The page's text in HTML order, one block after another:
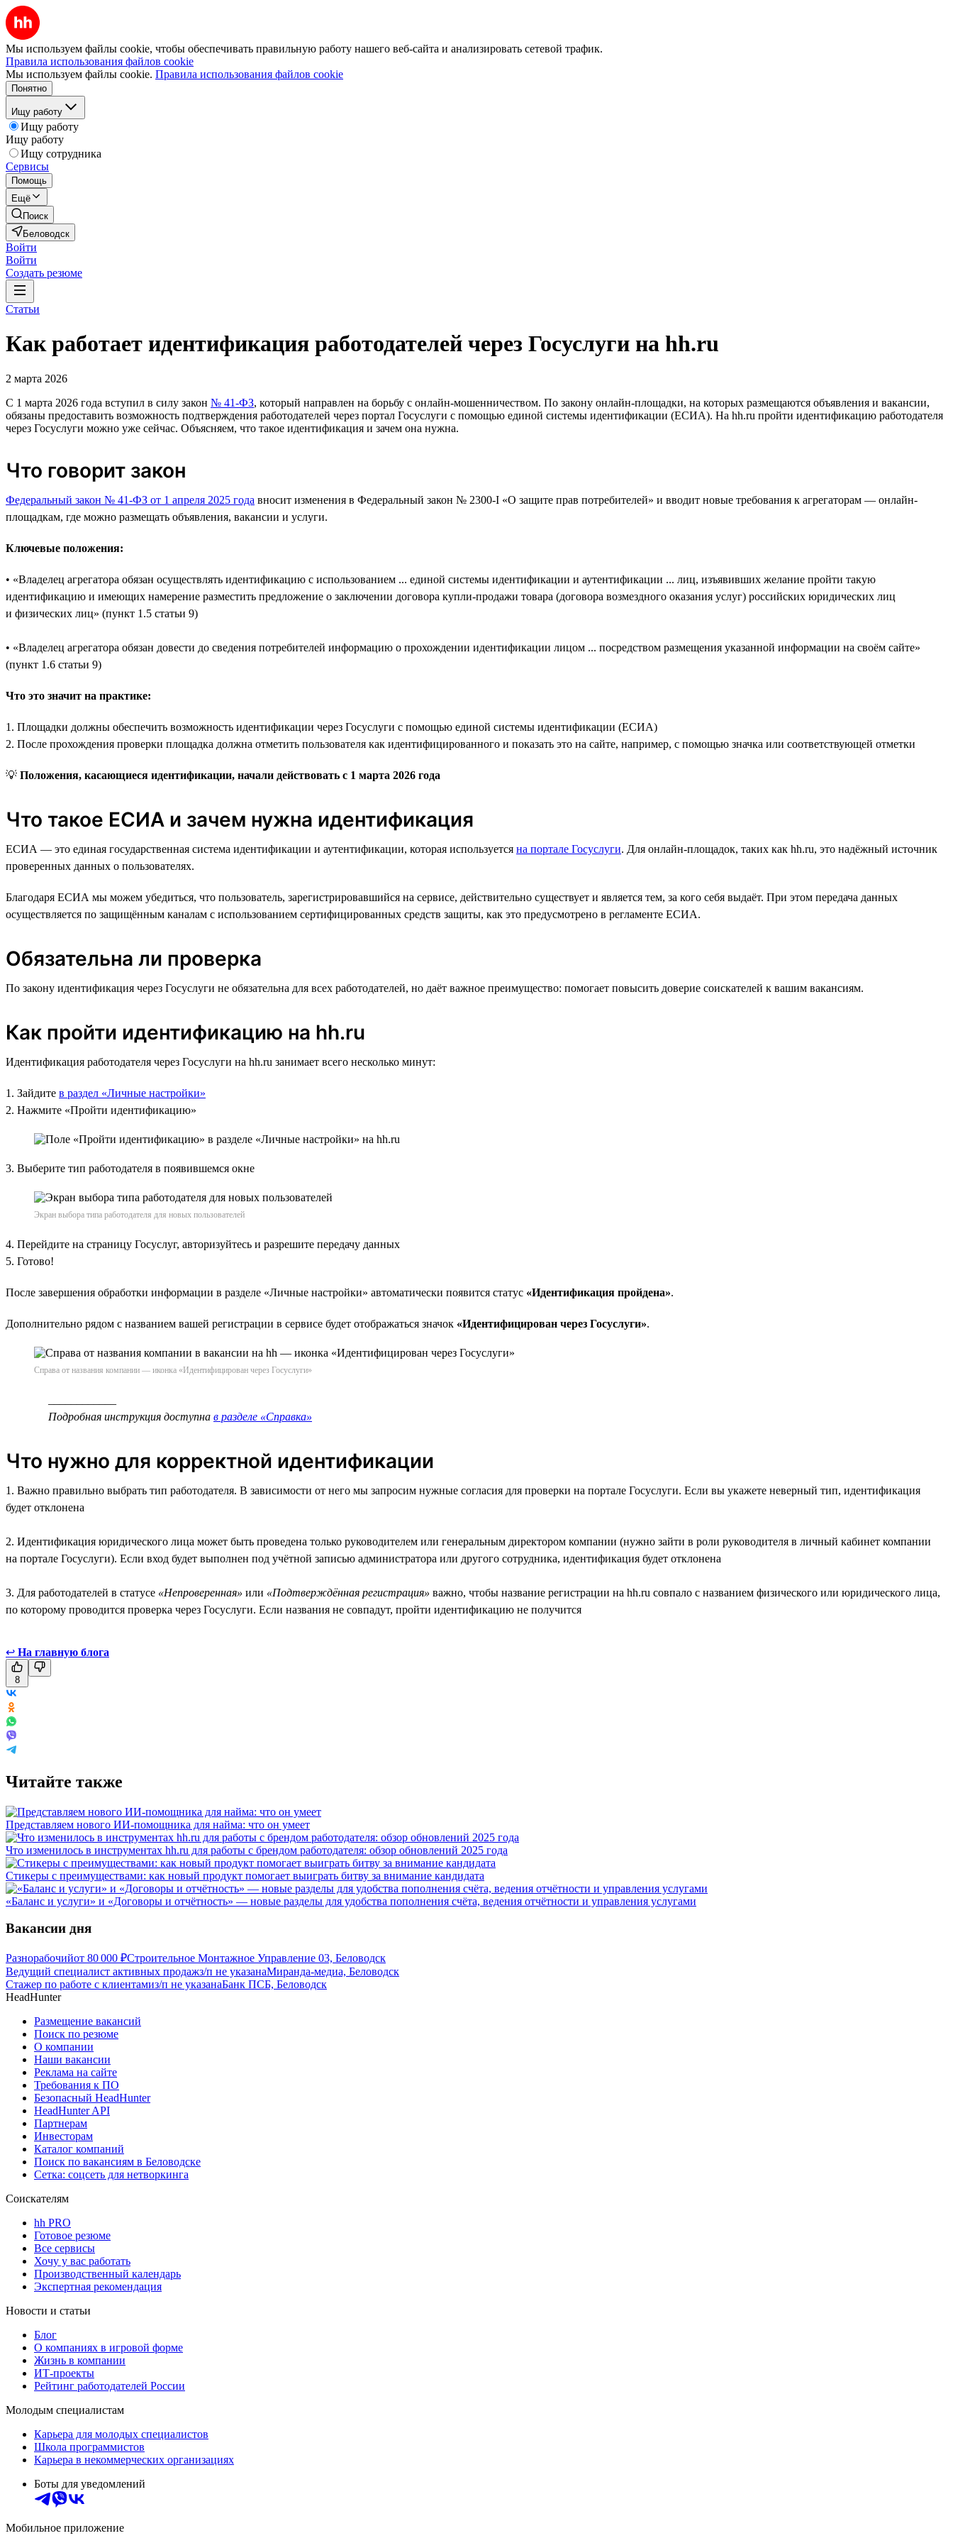
Мы используем файлы cookie, чтобы обеспечивать правильную работу нашего веб-сайта и анализировать сетевой трафик.
Правила использования файлов cookie
Мы используем файлы cookie. Правила использования файлов cookie
Понятно
Ищу работу
Ищу работу
Ищу работу
Ищу сотрудника
Сервисы
Помощь
Ещё
Поиск
Беловодск
Войти
Войти
Создать резюме
Статьи
Как работает идентификация работодателей через Госуслуги на hh.ru
2 марта 2026
С 1 марта 2026 года вступил в силу закон № 41-ФЗ, который направлен на борьбу с онлайн-мошенничеством. По закону онлайн-площадки, на которых размещаются объявления и вакансии,
обязаны предоставить возможность подтверждения работодателей через портал Госуслуги с помощью единой системы идентификации (ЕСИА). На hh.ru пройти идентификацию работодателя
через Госуслуги можно уже сейчас. Объясняем, что такое идентификация и зачем она нужна.
Что говорит закон
Федеральный закон № 41-ФЗ от 1 апреля 2025 года вносит изменения в Федеральный закон № 2300-I «О защите прав потребителей» и вводит новые требования к агрегаторам — онлайн-
площадкам, где можно размещать объявления, вакансии и услуги.
Ключевые положения:
• «Владелец агрегатора обязан осуществлять идентификацию с использованием ... единой системы идентификации и аутентификации ... лиц, изъявивших желание пройти такую
идентификацию и имеющих намерение разместить предложение о заключении договора купли‑продажи товара (договора возмездного оказания услуг) российских юридических лиц
и физических лиц» (пункт 1.5 статьи 9)
• «Владелец агрегатора обязан довести до сведения потребителей информацию о прохождении идентификации лицом ... посредством размещения указанной информации на своём сайте»
(пункт 1.6 статьи 9)
Что это значит на практике:
1. Площадки должны обеспечить возможность идентификации через Госуслуги с помощью единой системы идентификации (ЕСИА)
2. После прохождения проверки площадка должна отметить пользователя как идентифицированного и показать это на сайте, например, с помощью значка или соответствующей отметки
💡 Положения, касающиеся идентификации, начали действовать с 1 марта 2026 года
Что такое ЕСИА и зачем нужна идентификация
ЕСИА — это единая государственная система идентификации и аутентификации, которая используется на портале Госуслуги. Для онлайн-площадок, таких как hh.ru, это надёжный источник
проверенных данных о пользователях.
Благодаря ЕСИА мы можем убедиться, что пользователь, зарегистрировавшийся на сервисе, действительно существует и является тем, за кого себя выдаёт. При этом передача данных
осуществляется по защищённым каналам с использованием сертифицированных средств защиты, как это предусмотрено в регламенте ЕСИА.
Обязательна ли проверка
По закону идентификация через Госуслуги не обязательна для всех работодателей, но даёт важное преимущество: помогает повысить доверие соискателей к вашим вакансиям.
Как пройти идентификацию на hh.ru
Идентификация работодателя через Госуслуги на hh.ru занимает всего несколько минут:
1. Зайдите в раздел «Личные настройки»
2. Нажмите «Пройти идентификацию»
3. Выберите тип работодателя в появившемся окне
Экран выбора типа работодателя для новых пользователей
4. Перейдите на страницу Госуслуг, авторизуйтесь и разрешите передачу данных
5. Готово!
После завершения обработки информации в разделе «Личные настройки» автоматически появится статус «Идентификация пройдена».
Дополнительно рядом с названием вашей регистрации в сервисе будет отображаться значок «Идентифицирован через Госуслуги».
Справа от названия компании — иконка «Идентифицирован через Госуслуги»
Подробная инструкция доступна в разделе «Справка»
Что нужно для корректной идентификации
1. Важно правильно выбрать тип работодателя. В зависимости от него мы запросим нужные согласия для проверки на портале Госуслуги. Если вы укажете неверный тип, идентификация
будет отклонена
2. Идентификация юридического лица может быть проведена только руководителем или генеральным директором компании (нужно зайти в роли руководителя в личный кабинет компании
на портале Госуслуги). Если вход будет выполнен под учётной записью администратора или другого сотрудника, идентификация будет отклонена
3. Для работодателей в статусе «Непроверенная» или «Подтверждённая регистрация» важно, чтобы название регистрации на hh.ru совпало с названием физического или юридического лица,
по которому проводится проверка через Госуслуги. Если названия не совпадут, пройти идентификацию не получится
↩ На главную блога
8
Читайте также
Представляем нового ИИ-помощника для найма: что он умеет
Что изменилось в инструментах hh.ru для работы с брендом работодателя: обзор обновлений 2025 года
Стикеры с преимуществами: как новый продукт помогает выиграть битву за внимание кандидата
«Баланс и услуги» и «Договоры и отчётность» — новые разделы для удобства пополнения счёта, ведения отчётности и управления услугами
Вакансии дня
Разнорабочийот 80 000 ₽Строительное Монтажное Управление 03, Беловодск
Ведущий специалист активных продажз/п не указанаМиранда-медиа, Беловодск
Стажер по работе с клиентамиз/п не указанаБанк ПСБ, Беловодск
HeadHunter
Размещение вакансий
Поиск по резюме
О компании
Наши вакансии
Реклама на сайте
Требования к ПО
Безопасный HeadHunter
HeadHunter API
Партнерам
Инвесторам
Каталог компаний
Поиск по вакансиям в Беловодске
Сетка: соцсеть для нетворкинга
Соискателям
hh PRO
Готовое резюме
Все сервисы
Хочу у вас работать
Производственный календарь
Экспертная рекомендация
Новости и статьи
Блог
О компаниях в игровой форме
Жизнь в компании
ИТ-проекты
Рейтинг работодателей России
Молодым специалистам
Карьера для молодых специалистов
Школа программистов
Карьера в некоммерческих организациях
Боты для уведомлений
Мобильное приложение